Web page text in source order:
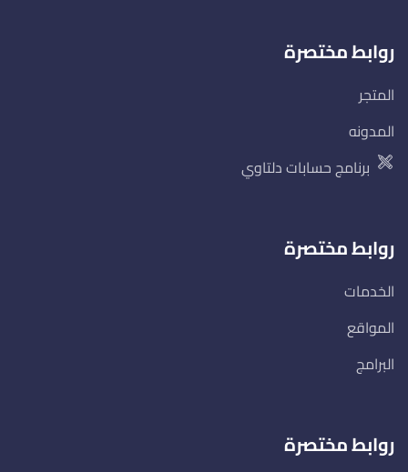
روابط مختصرة
المتجر
المدونه
برنامج حسابات دلتاوي
روابط مختصرة
الخدمات
المواقع
البرامج
روابط مختصرة